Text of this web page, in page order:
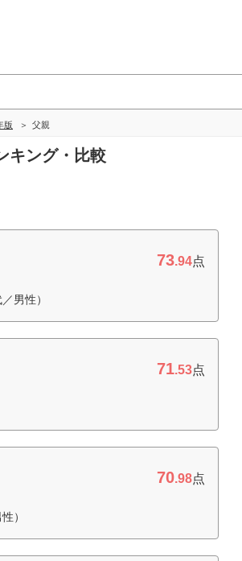
版 父親
キング・比較
73.94点
男性）
71.53点
70.98点
）